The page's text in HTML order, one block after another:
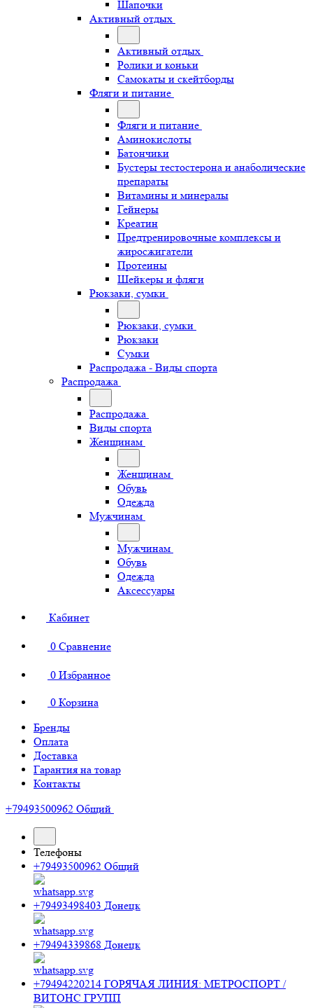
Шапочки
Активный отдых
Активный отдых
Ролики и коньки
Самокаты и скейтборды
Фляги и питание
Фляги и питание
Аминокислоты
Батончики
Бустеры тестостерона и анаболические
препараты
Витамины и минералы
Гейнеры
Креатин
Предтренировочные комплексы и
жиросжигатели
Протеины
Шейкеры и фляги
Рюкзаки, сумки
Рюкзаки, сумки
Рюкзаки
Сумки
Распродажа - Виды спорта
Распродажа
Распродажа
Виды спорта
Женщинам
Женщинам
Обувь
Одежда
Мужчинам
Мужчинам
Обувь
Одежда
Аксессуары
Кабинет
0 Сравнение
0 Избранное
0 Корзина
Бренды
Оплата
Доставка
Гарантия на товар
Контакты
+79493500962 Общий
Телефоны
+79493500962 Общий
+79493498403 Донецк
+79494339868 Донецк
+79494220214 ГОРЯЧАЯ ЛИНИЯ: МЕТРОСПОРТ /
ВИТОНС ГРУПП